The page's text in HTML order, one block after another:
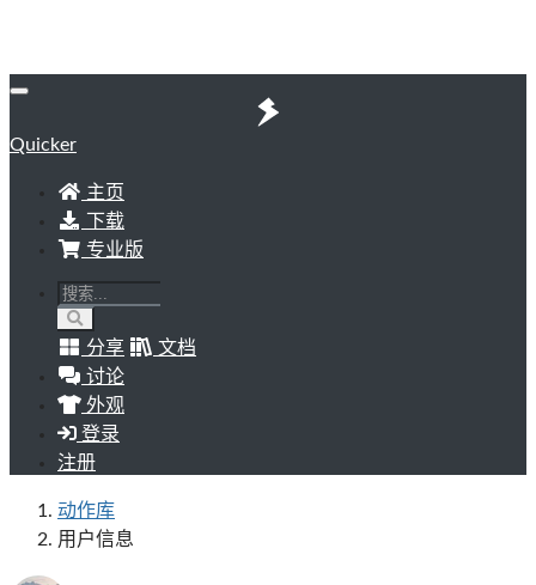
Quicker
主页
下载
专业版
分享
文档
讨论
外观
登录
注册
动作库
用户信息